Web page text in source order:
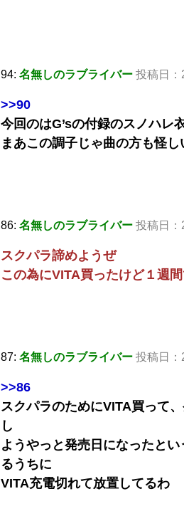
94: 名無しのラブライバー 投稿日：
>>90
今回のはG’sの付録のスノハレ
まあこの調子じゃ曲の方も怪し
86: 名無しのラブライバー 投稿日：
スクパラ諦めようぜ
この為にVITA買ったけど１週
87: 名無しのラブライバー 投稿日：
>>86
スクパラのためにVITA買って
し
ようやっと発売日になったと
るうちに
VITA充電切れて放置してるわ